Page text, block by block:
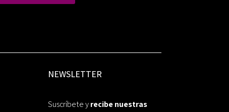
NEWSLETTER
Suscríbete yrecibe nuestras